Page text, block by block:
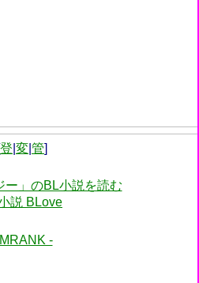
登 変 管]
ー」のBL小説を読む
説 BLove
-